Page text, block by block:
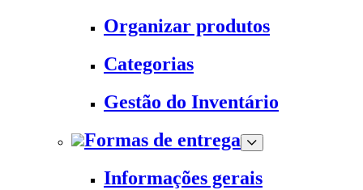
Organizar produtos
Categorias
Gestão do Inventário
Formas de entrega
Informações gerais